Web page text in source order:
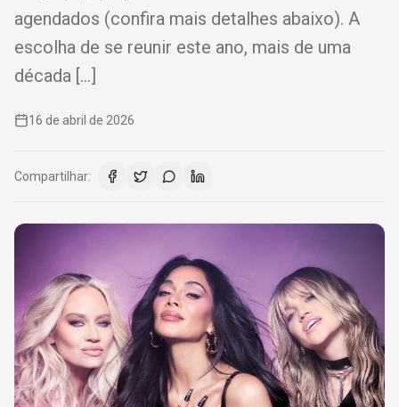
agendados (confira mais detalhes abaixo). A
escolha de se reunir este ano, mais de uma
década […]
16 de abril de 2026
Compartilhar: